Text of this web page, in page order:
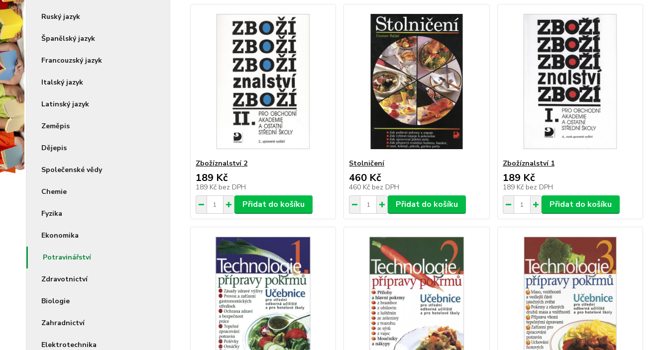
Ruský jazyk
Španělský jazyk
Francouzský jazyk
Italský jazyk
Latinský jazyk
Zeměpis
Dějepis
Společenské vědy
Chemie
Fyzika
Ekonomika
Potravinářství
Zdravotnictví
Biologie
Zahradnictví
Elektrotechnika
Zbožíznalství 2
189 Kč
189 Kč bez DPH
Přidat do košíku
Stolničení
460 Kč
460 Kč bez DPH
Přidat do košíku
Zbožíznalství 1
189 Kč
189 Kč bez DPH
Přidat do košíku